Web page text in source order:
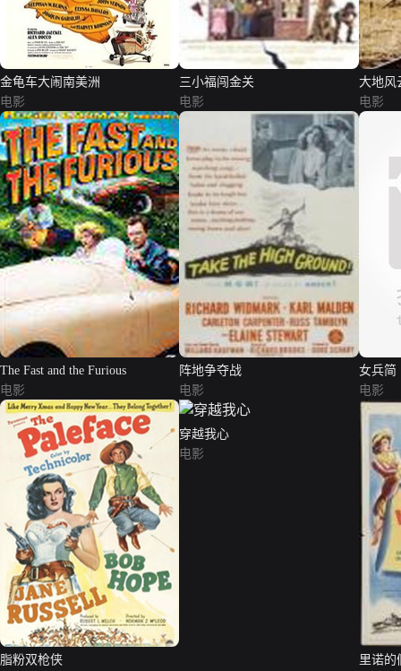
金龟车大闹南美洲
电影
三小福闯金关
电影
大地风
电影
The Fast and the Furious
电影
阵地争夺战
电影
女兵简
电影
脂粉双枪侠
穿越我心
电影
里诺的